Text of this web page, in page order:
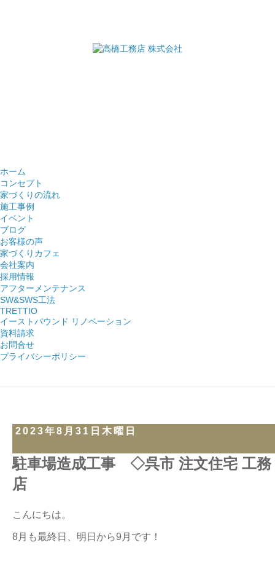
ホーム
コンセプト
家づくりの流れ
施工事例
イベント
ブログ
お客様の声
家づくりカフェ
会社案内
採用情報
アフターメンテナンス
SW&SWS工法
TRETTIO
イーストバウンド リノベーション
資料請求
お問合せ
プライバシーポリシー
2023年8月31日木曜日
駐車場造成工事 ◇呉市 注文住宅 工務
店
こんにちは。
8月も最終日、明日から9月です！